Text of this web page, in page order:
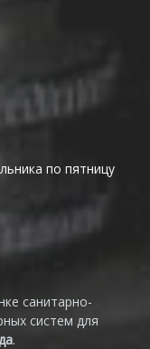
по пятницу
санитарно-
систем для
.